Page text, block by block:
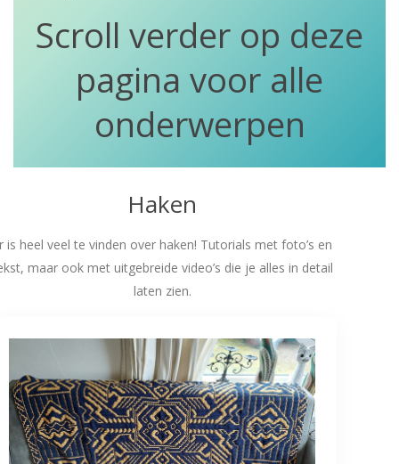
Scroll verder op deze
pagina voor alle
onderwerpen
Haken
is heel veel te vinden over haken! Tutorials met foto’s en
maar ook met uitgebreide video’s die je alles in detail
laten zien.